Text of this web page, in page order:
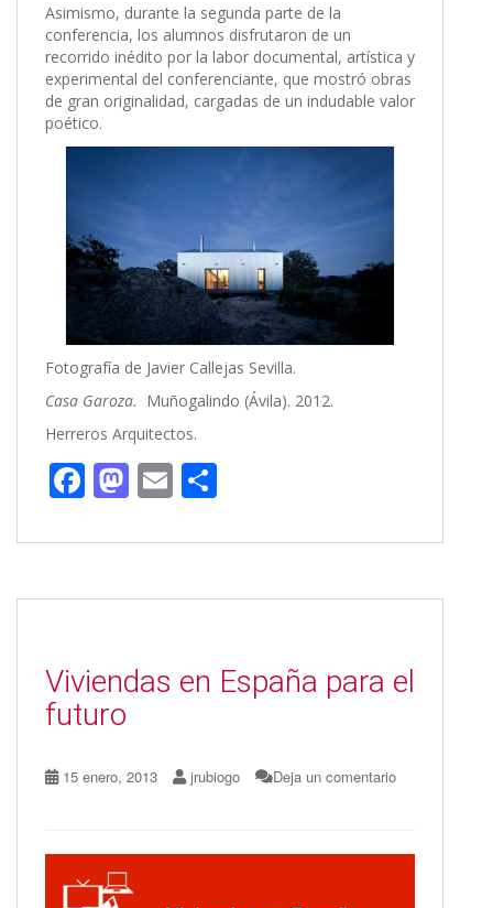
Asimismo, durante la segunda parte de la
conferencia, los alumnos disfrutaron de un
recorrido inédito por la labor documental, artística y
experimental del conferenciante, que mostró obras
de gran originalidad, cargadas de un indudable valor
poético.
Fotografía de Javier Callejas Sevilla.
Casa Garoza. Muñogalindo (Ávila). 2012.
Herreros Arquitectos.
F
e
b
k
M
to
d
n
E
ai
l
m
p
r
Viviendas en España para el
futuro
15 enero, 2013 jrubiogo Deja un comentario